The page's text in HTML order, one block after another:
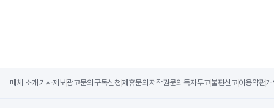
매체 소개 기사제보광고문의 구독신청제휴문의 저작권문의 독자투고불편신고이용약관